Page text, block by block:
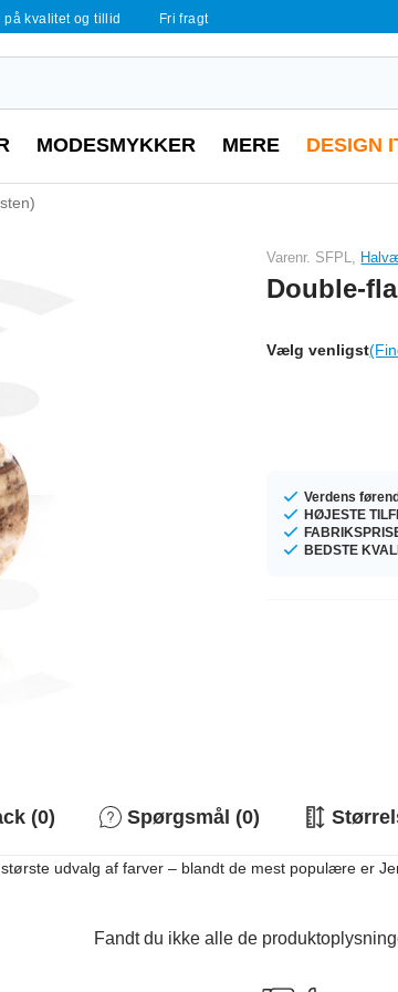
på kvalitet og tillid Fri fragt
MODESMYKKER MERE DESIGN
Varenr. SFPL,
Double-
Vælg venligst
Verdens
HØJESTE
BEDSTE
(0) Spørgsmål (0)
udvalg af farver – blandt de mest populære er
Fandt du ikke alle de